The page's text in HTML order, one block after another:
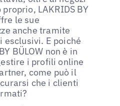
LAKRIDS BY
le sue
anche tramite
esclusivi. E poiché
BÜLOW non è in
i profili online
come può il
che i clienti